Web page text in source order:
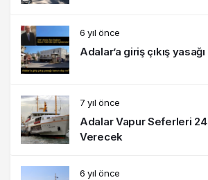
6 yıl önce
Adalar’a giriş çıkış yasağı
7 yıl önce
Adalar Vapur Seferleri
Verecek
6 yıl önce